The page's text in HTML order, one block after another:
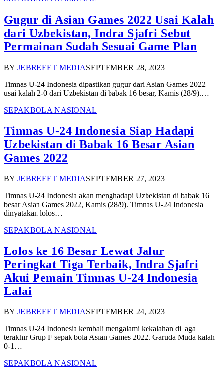
Gugur di Asian Games 2022 Usai Kalah
dari Uzbekistan, Indra Sjafri Sebut
Permainan Sudah Sesuai Game Plan
BY JEBREEET MEDIASEPTEMBER 28, 2023
Timnas U-24 Indonesia dipastikan gugur dari Asian Games 2022
usai kalah 2-0 dari Uzbekistan di babak 16 besar, Kamis (28/9).…
SEPAKBOLA NASIONAL
Timnas U-24 Indonesia Siap Hadapi
Uzbekistan di Babak 16 Besar Asian
Games 2022
BY JEBREEET MEDIASEPTEMBER 27, 2023
Timnas U-24 Indonesia akan menghadapi Uzbekistan di babak 16
besar Asian Games 2022, Kamis (28/9). Timnas U-24 Indonesia
dinyatakan lolos…
SEPAKBOLA NASIONAL
Lolos ke 16 Besar Lewat Jalur
Peringkat Tiga Terbaik, Indra Sjafri
Akui Pemain Timnas U-24 Indonesia
Lalai
BY JEBREEET MEDIASEPTEMBER 24, 2023
Timnas U-24 Indonesia kembali mengalami kekalahan di laga
terakhir Grup F sepak bola Asian Games 2022. Garuda Muda kalah
0-1…
SEPAKBOLA NASIONAL